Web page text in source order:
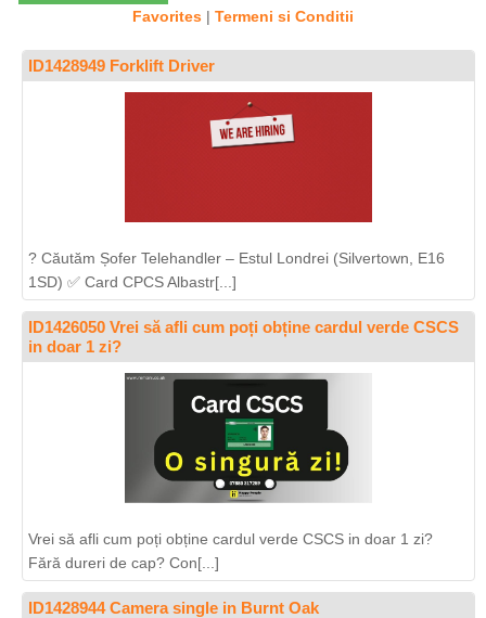
Favorites | Termeni si Conditii
ID1428949 Forklift Driver
? Căutăm Șofer Telehandler – Estul Londrei (Silvertown, E16
1SD) ✅ Card CPCS Albastr[...]
ID1426050 Vrei să afli cum poți obține cardul verde CSCS
in doar 1 zi?
Vrei să afli cum poți obține cardul verde CSCS in doar 1 zi?
Fără dureri de cap? Con[...]
ID1428944 Camera single in Burnt Oak